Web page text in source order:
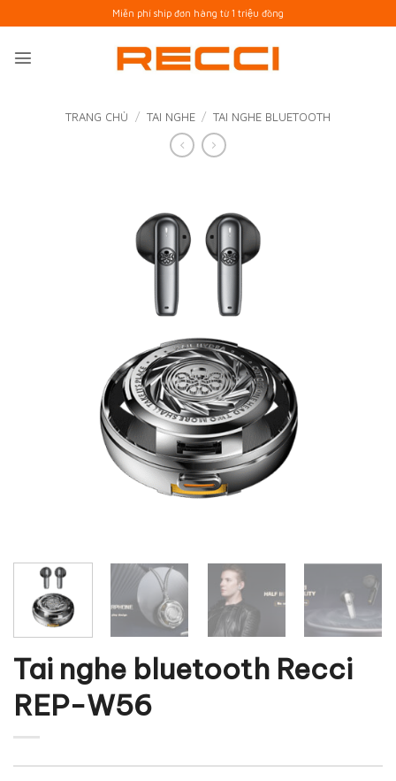
qua
nội
Miễn phí ship đơn hàng từ 1 triệu đồng
TRANG CHỦ / TAI NGHE / TAI NGHE BLUETOOTH
Tai nghe bluetooth Recci
REP-W56